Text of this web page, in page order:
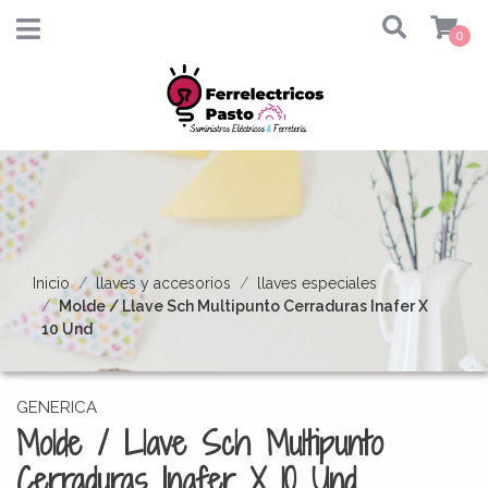
0
Inicio llaves y accesorios
llaves especiales
Molde / Llave Sch Multipunto Cerraduras Inafer X
10 Und
GENERICA
Molde / Llave Sch Multipunto